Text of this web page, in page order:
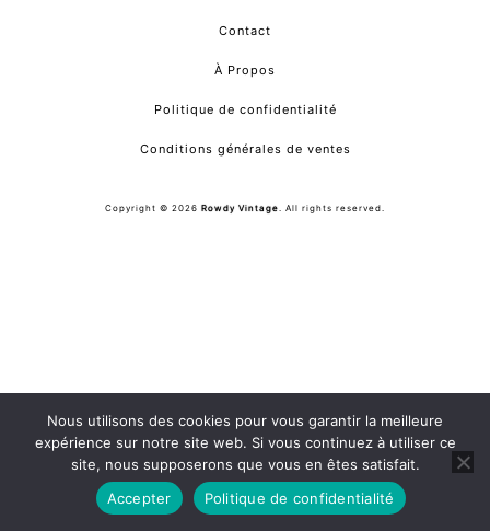
Copyright © 2026 Rowdy Vintage . All rights reserved.
Contact
À Propos
Politique de confidentialité
Conditions générales de ventes
Nous utilisons des cookies pour vous garantir la meilleure
expérience sur notre site web. Si vous continuez à utiliser ce
site, nous supposerons que vous en êtes satisfait.
Accepter
Politique de confidentialité